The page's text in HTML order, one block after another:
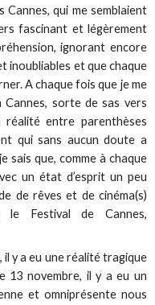
qui me semblaient
fascinant et légèrement
ignorant encore
inoubliables et que chaque
A chaque fois que je me
sorte de sas vers
entre parenthèses
qui sans aucun doute a
sais que, comme à chaque
un état d’esprit un peu
de rêves et de cinéma(s)
le Festival de Cannes,
il y a eu une réalité tragique
13 novembre, il y a eu un
et omniprésente nous